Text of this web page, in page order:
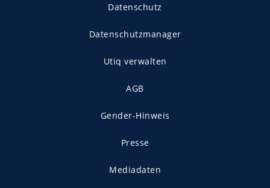
Datenschutz
Datenschutzmanager
Utiq verwalten
AGB
Gender-Hinweis
Presse
Mediadaten